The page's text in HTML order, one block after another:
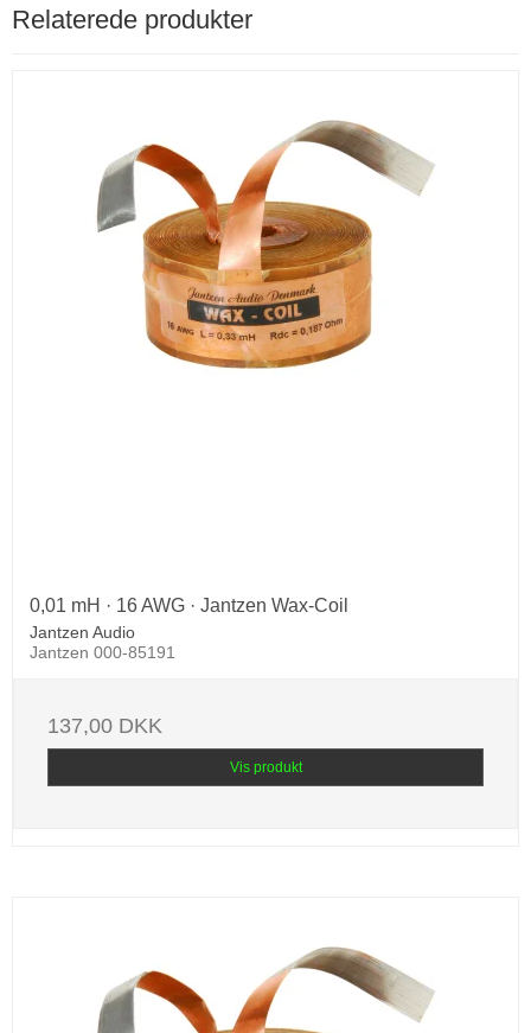
Relaterede produkter
0,01 mH · 16 AWG · Jantzen Wax-Coil
Jantzen Audio
Jantzen 000-85191
137,00 DKK
Vis produkt